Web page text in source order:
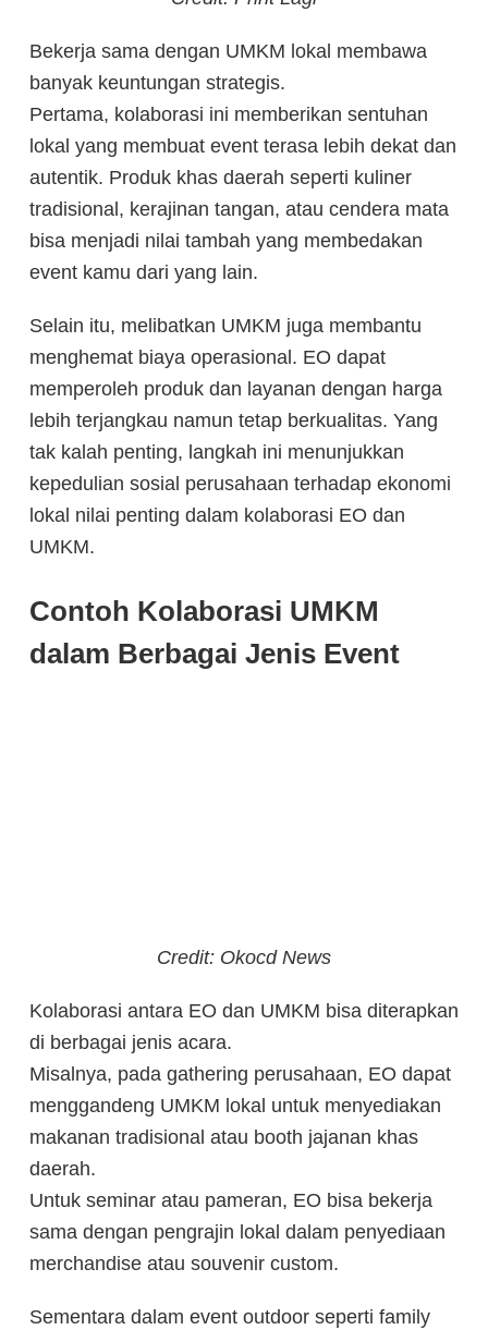
Bekerja sama dengan UMKM lokal membawa
banyak keuntungan strategis.
Pertama, kolaborasi ini memberikan sentuhan
lokal yang membuat event terasa lebih dekat dan
autentik. Produk khas daerah seperti kuliner
tradisional, kerajinan tangan, atau cendera mata
bisa menjadi nilai tambah yang membedakan
event kamu dari yang lain.
Selain itu, melibatkan UMKM juga membantu
menghemat biaya operasional. EO dapat
memperoleh produk dan layanan dengan harga
lebih terjangkau namun tetap berkualitas. Yang
tak kalah penting, langkah ini menunjukkan
kepedulian sosial perusahaan terhadap ekonomi
lokal nilai penting dalam kolaborasi EO dan
UMKM.
Contoh Kolaborasi UMKM
dalam Berbagai Jenis Event
Credit: Okocd News
Kolaborasi antara EO dan UMKM bisa diterapkan
di berbagai jenis acara.
Misalnya, pada gathering perusahaan, EO dapat
menggandeng UMKM lokal untuk menyediakan
makanan tradisional atau booth jajanan khas
daerah.
Untuk seminar atau pameran, EO bisa bekerja
sama dengan pengrajin lokal dalam penyediaan
merchandise atau souvenir custom.
Sementara dalam event outdoor seperti family